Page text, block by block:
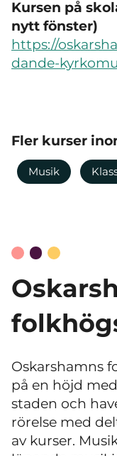
Kursen på
nytt fönster)
https://
dande-
Fler kurser
Musik
Oskarshamns
på en höjd
staden och
rörelse med
av kurser.